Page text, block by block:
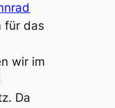
für das
wir im
Da